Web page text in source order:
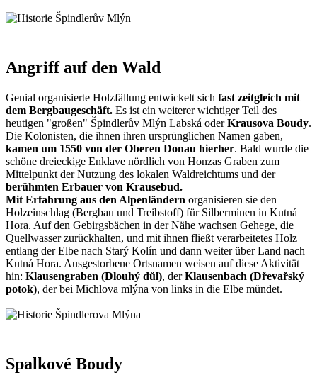
Angriff auf den Wald
Genial organisierte Holzfällung entwickelt sich fast zeitgleich mit
dem Bergbaugeschäft. Es ist ein weiterer wichtiger Teil des
heutigen "großen" Špindlerův Mlýn Labská oderKrausova Boudy.
Die Kolonisten, die ihnen ihren ursprünglichen Namen gaben,
kamen um 1550 von der Oberen Donau hierher. Bald wurde die
schöne dreieckige Enklave nördlich von Honzas Graben zum
Mittelpunkt der Nutzung des lokalen Waldreichtums und der
berühmten Erbauer von Krausebud.
Mit Erfahrung aus den Alpenländern organisieren sie den
Holzeinschlag (Bergbau und Treibstoff) für Silberminen in Kutná
Hora. Auf den Gebirgsbächen in der Nähe wachsen Gehege, die
Quellwasser zurückhalten, und mit ihnen fließt verarbeitetes Holz
entlang der Elbe nach Starý Kolín und dann weiter über Land nach
Kutná Hora. Ausgestorbene Ortsnamen weisen auf diese Aktivität
hin: Klausengraben (Dlouhý důl), derKlausenbach (Dřevařský
potok), der bei Michlova mlýna von links in die Elbe mündet.
Spalkové Boudy